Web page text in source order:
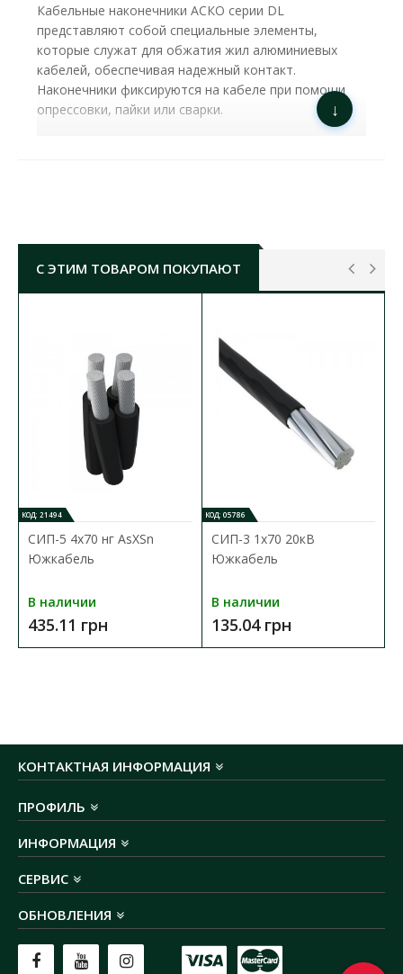
Кабельные наконечники АСКО серии DL
представляют собой специальные элементы,
которые служат для обжатия жил алюминиевых
кабелей, обеспечивая надежный контакт.
Наконечники фиксируются на кабеле при помощи
опрессовки, пайки или сварки.
↓
С ЭТИМ ТОВАРОМ ПОКУПАЮТ
КОД: 21494
СИП-5 4х70 нг AsXSn
Южкабель
В наличии
435.11 грн
КОД: 05786
СИП-3 1х70 20кВ
Южкабель
В наличии
135.04 грн
КОНТАКТНАЯ ИНФОРМАЦИЯ
ПРОФИЛЬ
ИНФОРМАЦИЯ
СЕРВИС
ОБНОВЛЕНИЯ